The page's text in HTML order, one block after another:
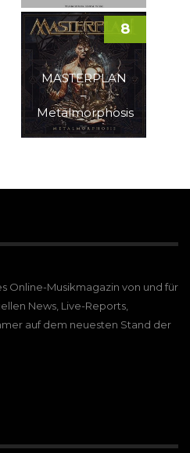
MASTERPLAN
–
Metalmorphosis
8
Online-Musikmagazin von und für
News, Live-Reports,
auf dem neuesten Stand der